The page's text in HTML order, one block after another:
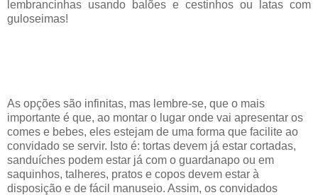
lembrancinhas usando balões e cestinhos ou latas com
guloseimas!
As opções são infinitas, mas lembre-se, que o mais
importante é que, ao montar o lugar onde vai apresentar os
comes e bebes, eles estejam de uma forma que facilite ao
convidado se servir. Isto é: tortas devem já estar cortadas,
sanduíches podem estar já com o guardanapo ou em
saquinhos, talheres, pratos e copos devem estar à
disposição e de fácil manuseio. Assim, os convidados